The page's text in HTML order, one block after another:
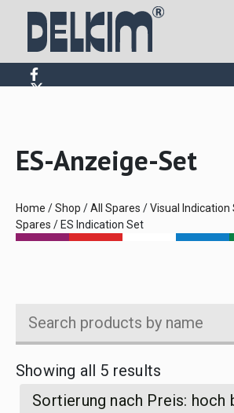
ES-Anzeige-Set
Home /Shop /All Spares /Visual Indication
Spares / ES Indication Set
Search
products
by
name
Showing all 5 results
by
Sortierung nach Preis: hoch